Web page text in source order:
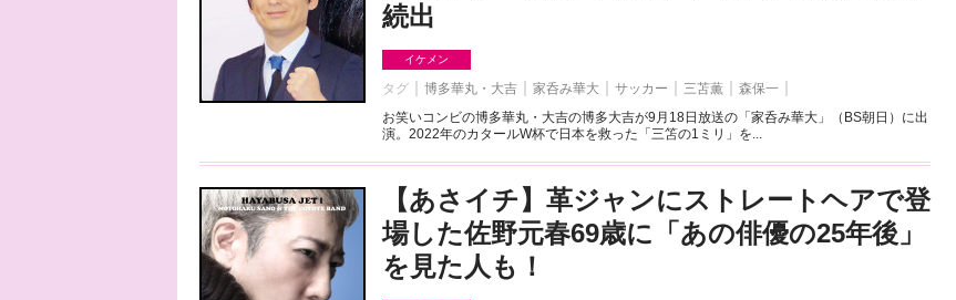
続出
イケメン
タグ 博多華丸・大吉 家呑み華大 サッカー 三苫薫
森保一
お笑いコンビの博多華丸・大吉の博多大吉が9月18日放送の「家呑み華大」（BS朝日）に出
演。2022年のカタールW杯で日本を救った「三笘の1ミリ」を...
【あさイチ】革ジャンにストレートヘアで登
場した佐野元春69歳に「あの俳優の25年後」
を見た人も！